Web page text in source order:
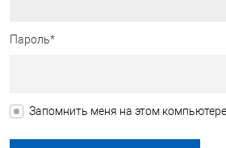
Пароль*
Запомнить меня на этом компьютере